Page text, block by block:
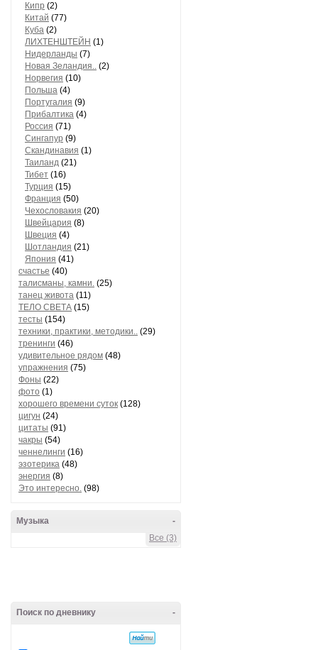
Кипр (2)
Китай (77)
Куба (2)
ЛИХТЕНШТЕЙН (1)
Нидерланды (7)
Новая Зеландия.. (2)
Норвегия (10)
Польша (4)
Португалия (9)
Прибалтика (4)
Россия (71)
Сингапур (9)
Скандинавия (1)
Таиланд (21)
Тибет (16)
Турция (15)
Франция (50)
Чехословакия (20)
Швейцария (8)
Швеция (4)
Шотландия (21)
Япония (41)
счастье (40)
талисманы, камни. (25)
танец живота (11)
ТЕЛО СВЕТА (15)
тесты (154)
техники, практики, методики.. (29)
тренинги (46)
удивительное рядом (48)
упражнения (75)
Фоны (22)
фото (1)
хорошего времени суток (128)
цигун (24)
цитаты (91)
чакры (54)
ченнелинги (16)
эзотерика (48)
энергия (8)
Это интересно. (98)
-
Музыка
Все (3)
-
Поиск по дневнику